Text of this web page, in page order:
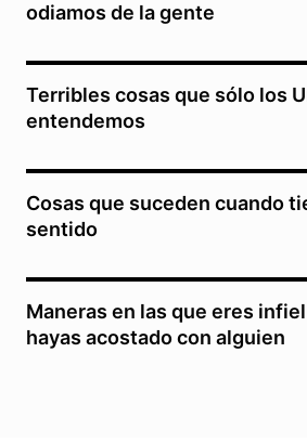
odiamos de la gente
Terribles cosas que sólo los
entendemos
Cosas que suceden cuando
sentido
Maneras en las que eres
hayas acostado con alguien